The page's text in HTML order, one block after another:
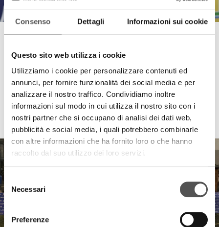
Consenso Dettagli Informazioni sui cookie
Questo sito web utilizza i cookie
Utilizziamo i cookie per personalizzare contenuti ed
annunci, per fornire funzionalità dei social media e per
analizzare il nostro traffico. Condividiamo inoltre
informazioni sul modo in cui utilizza il nostro sito con i
nostri partner che si occupano di analisi dei dati web,
pubblicità e social media, i quali potrebbero combinarle
con altre informazioni che ha fornito loro o che hanno
raccolto dal suo utilizzo dei loro servizi.
del
consenso
Necessari
Preferenze
HIGHLIGHTS